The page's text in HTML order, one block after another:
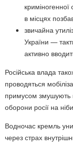
криміногенної
в місцях
звичайна
України —
активно
Російська влада
проводяться
примусом змушують
оборони росії на
Водночас кремль
через страх